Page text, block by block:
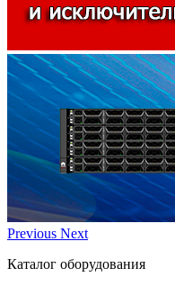
Previous Next
Каталог оборудования